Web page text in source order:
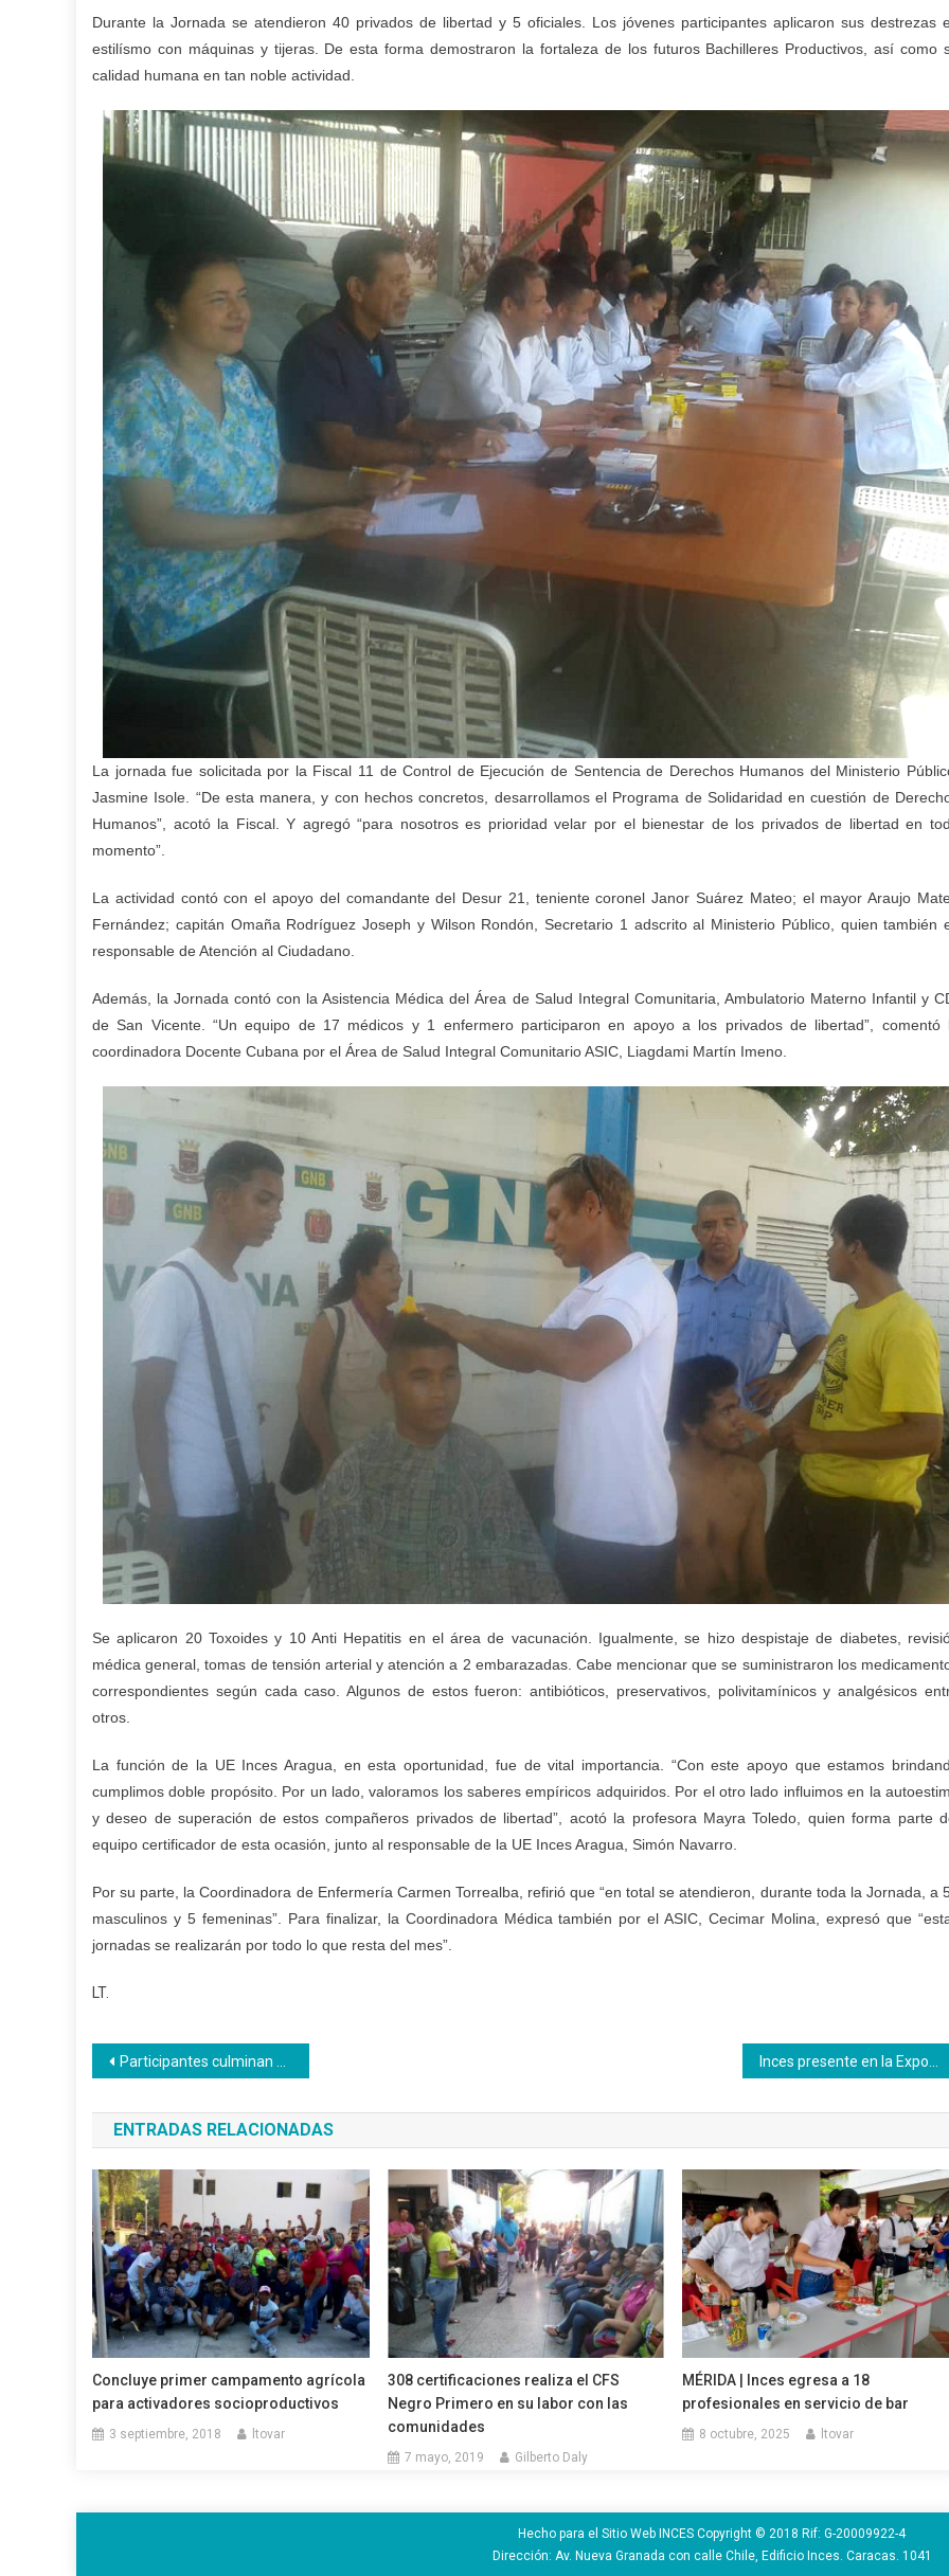
Durante la Jornada se atendieron 40 privados de libertad y 5 oficiales. Los jóvenes participantes aplicaron sus destrezas
estilísmo con máquinas y tijeras. De esta forma demostraron la fortaleza de los futuros Bachilleres Productivos, así como
calidad humana en tan noble actividad.
La jornada fue solicitada por la Fiscal 11 de Control de Ejecución de Sentencia de Derechos Humanos del Ministerio
Jasmine Isole. “De esta manera, y con hechos concretos, desarrollamos el Programa de Solidaridad en cuestión de
Humanos”, acotó la Fiscal. Y agregó “para nosotros es prioridad velar por el bienestar de los privados de libertad en
momento”.
La actividad contó con el apoyo del comandante del Desur 21, teniente coronel Janor Suárez Mateo; el mayor Araujo
Fernández; capitán Omaña Rodríguez Joseph y Wilson Rondón, Secretario 1 adscrito al Ministerio Público, quien también
responsable de Atención al Ciudadano.
Además, la Jornada contó con la Asistencia Médica del Área de Salud Integral Comunitaria, Ambulatorio Materno Infantil y
de San Vicente. “Un equipo de 17 médicos y 1 enfermero participaron en apoyo a los privados de libertad”, comentó
coordinadora Docente Cubana por el Área de Salud Integral Comunitario ASIC, Liagdami Martín Imeno.
Se aplicaron 20 Toxoides y 10 Anti Hepatitis en el área de vacunación. Igualmente, se hizo despistaje de diabetes,
médica general, tomas de tensión arterial y atención a 2 embarazadas. Cabe mencionar que se suministraron los
correspondientes según cada caso. Algunos de estos fueron: antibióticos, preservativos, polivitamínicos y analgésicos
otros.
La función de la UE Inces Aragua, en esta oportunidad, fue de vital importancia. “Con este apoyo que estamos
cumplimos doble propósito. Por un lado, valoramos los saberes empíricos adquiridos. Por el otro lado influimos en la
y deseo de superación de estos compañeros privados de libertad”, acotó la profesora Mayra Toledo, quien forma parte
equipo certificador de esta ocasión, junto al responsable de la UE Inces Aragua, Simón Navarro.
Por su parte, la Coordinadora de Enfermería Carmen Torrealba, refirió que “en total se atendieron, durante toda la Jornada, a
masculinos y 5 femeninas”. Para finalizar, la Coordinadora Médica también por el ASIC, Cecimar Molina, expresó que
jornadas se realizarán por todo lo que resta del mes”.
LT.
Navegación
de
entradas
Participantes culminan curso en Inces Sucre para abrir Empresa de Producción Social
ENTRADAS RELACIONADAS
Concluye primer campamento agrícola
para activadores socioproductivos
3 septiembre, 2018 ltovar
308 certificaciones realiza el CFS
Negro Primero en su labor con las
comunidades
7 mayo, 2019 Gilberto Daly
MÉRIDA | Inces egresa a 18
profesionales en servicio de bar
8 octubre, 2025 ltovar
Hecho para el Sitio Web INCES Copyright © 2018 Rif: G-20009922-4
Dirección: Av. Nueva Granada con calle Chile, Edificio Inces. Caracas. 1041